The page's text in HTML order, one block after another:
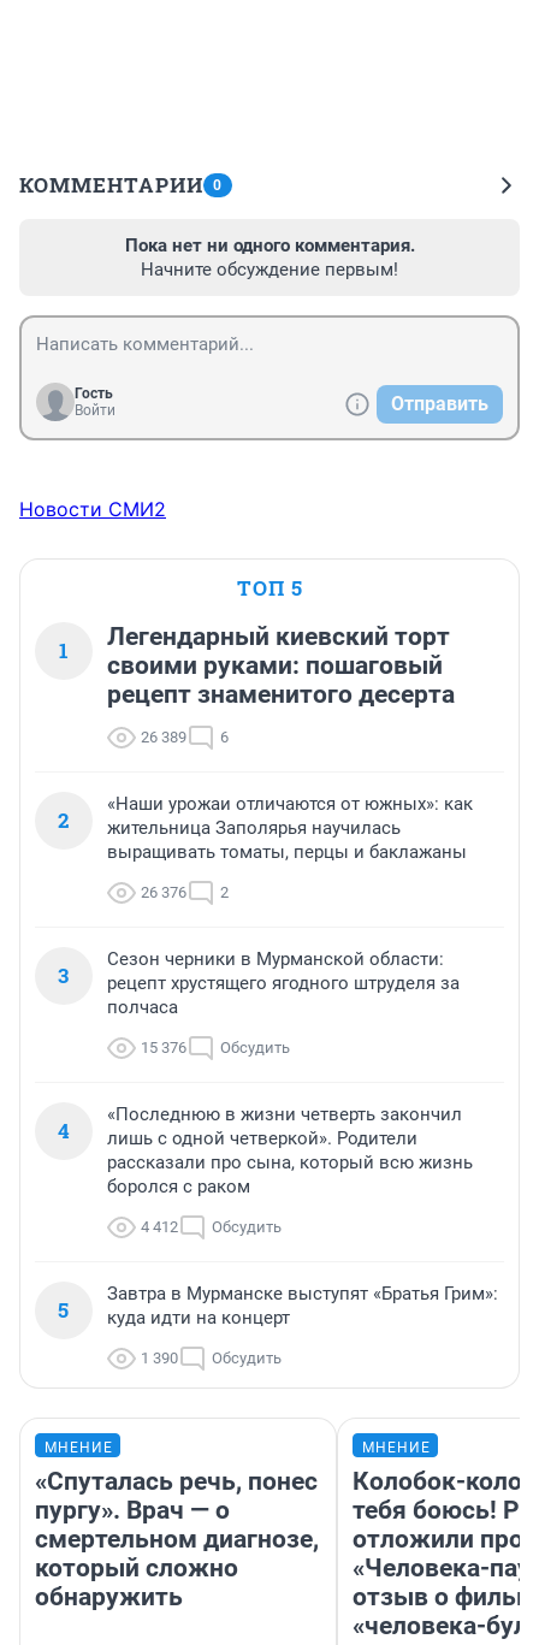
КОММЕНТАРИИ 0
Пока нет ни одного комментария.
Начните обсуждение первым!
Гость
Войти
Отправить
Новости СМИ2
ТОП 5
1
Легендарный киевский торт
своими руками: пошаговый
рецепт знаменитого десерта
26 389 6
2
«Наши урожаи отличаются от южных»: как
жительница Заполярья научилась
выращивать томаты, перцы и баклажаны
26 376 2
3
Сезон черники в Мурманской области:
рецепт хрустящего ягодного штруделя за
полчаса
15 376 Обсудить
4
«Последнюю в жизни четверть закончил
лишь с одной четверкой». Родители
рассказали про сына, который всю жизнь
боролся с раком
4 412 Обсудить
5
Завтра в Мурманске выступят «Братья Грим»:
куда идти на концерт
1 390 Обсудить
МНЕНИЕ
«Спуталась речь, понес
пургу». Врач — о
смертельном диагнозе,
который сложно
обнаружить
МНЕНИЕ
Колобок-
тебя боюсь!
отложили
«Человека-
отзыв о
«человека-